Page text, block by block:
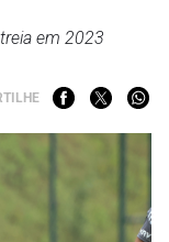
em 2023